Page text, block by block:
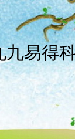
易得